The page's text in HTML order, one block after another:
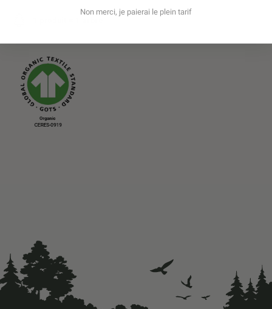
Non merci, je paierai le plein tarif